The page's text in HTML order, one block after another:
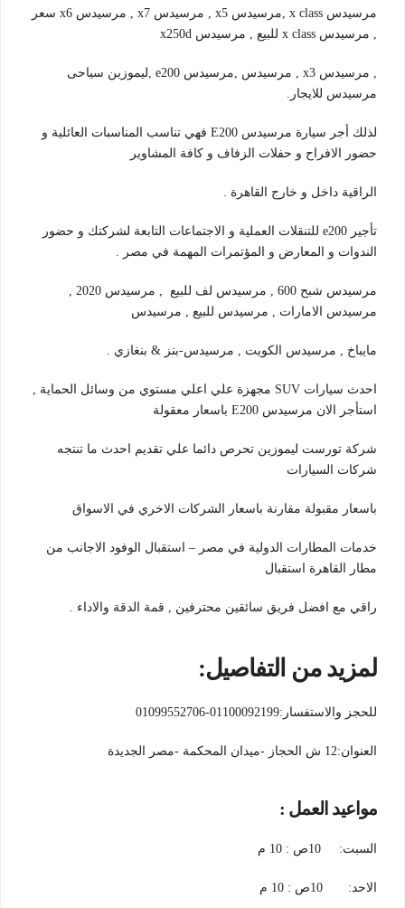
مرسيدس x class ,مرسيدس x5 , مرسيدس x7 , مرسيدس x6 سعر
, مرسيدس x class للبيع , مرسيدس x250d
, مرسيدس x3 , مرسيدس ,مرسيدس e200 ,ليموزين سياحى
مرسيدس للايجار.
لذلك أجر سيارة مرسيدس E200 فهي تناسب المناسبات العائلية و
حضور الافراح و حفلات الزفاف و كافة المشاوير
الراقية داخل و خارج القاهرة .
تأجير e200 للتنقلات العملية و الاجتماعات التابعة لشركتك و حضور
الندوات و المعارض و المؤتمرات المهمة في مصر .
مرسيدس شبح 600 , مرسيدس لف للبيع , مرسيدس 2020 ,
مرسيدس الامارات , مرسيدس للبيع , مرسيدس
مايباخ , مرسيدس الكويت , مرسيدس-بنز & بنغازي .
احدث سيارات SUV مجهزة علي اعلي مستوي من وسائل الحماية ,
استأجر الان مرسيدس E200 باسعار معقولة
شركة تورست ليموزين تحرص دائما علي تقديم احدث ما تنتجه
شركات السيارات
باسعار مقبولة مقارنة باسعار الشركات الاخري في الاسواق
خدمات المطارات الدولية في مصر – استقبال الوفود الاجانب من
مطار القاهرة استقبال
راقي مع افضل فريق سائقين محترفين , قمة الدقة والاداء .
لمزيد من التفاصيل:
للحجز والاستفسار:01100092199-01099552706
العنوان:12 ش الحجاز -ميدان المحكمة -مصر الجديدة
مواعيد العمل :
السبت: 10ص : 10 م
الاحد: 10ص : 10 م